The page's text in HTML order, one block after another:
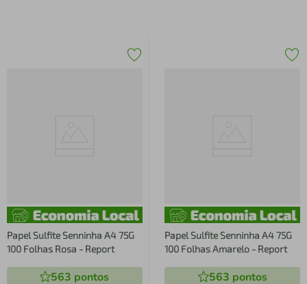
Papel Sulfite Senninha A4 75G
100 Folhas Rosa - Report
563 pontos
Papel Sulfite Senninha A4 75G
100 Folhas Amarelo - Report
563 pontos